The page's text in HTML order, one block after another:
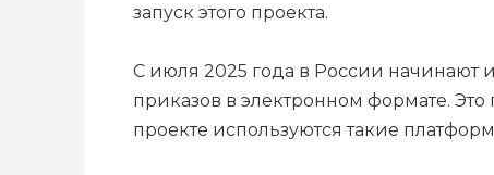
запуск этого проекта.
С июля 2025 года в России
приказов в электронном формате.
проекте используются такие